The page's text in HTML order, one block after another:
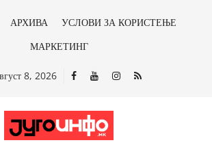
АРХИВА
УСЛОВИ ЗА КОРИСТЕЊЕ
МАРКЕТИНГ
8, 2026